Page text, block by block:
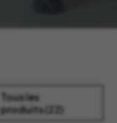
Tous les
produits (22)